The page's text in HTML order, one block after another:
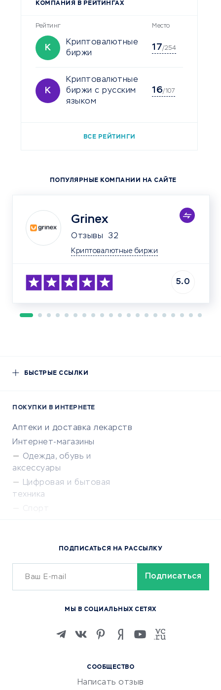
КОМПАНИЯ В РЕЙТИНГАХ
Рейтинг Место
К
Криптовалютные
биржи
17/254
К
Криптовалютные
биржи с русским
языком
16/107
ВСЕ РЕЙТИНГИ
ПОПУЛЯРНЫЕ КОМПАНИИ НА САЙТЕ
Grinex
Отзывы 32
Криптовалютные биржи
5.0
БЫСТРЫЕ ССЫЛКИ
ПОКУПКИ В ИНТЕРНЕТЕ
Аптеки и доставка лекарств
Интернет-магазины
Одежда, обувь и
аксессуары
Цифровая и бытовая
техника
Спорт
Сервисы доставки
ОБУЧЕНИЕ И РАБОТА
Изучение иностранных
Маркетинг и продажи
Репетиторство
СООБЩЕСТВО
Написать отзыв
ПОДПИСАТЬСЯ НА РАССЫЛКУ
МЫ В СОЦИАЛЬНЫХ СЕТЯХ